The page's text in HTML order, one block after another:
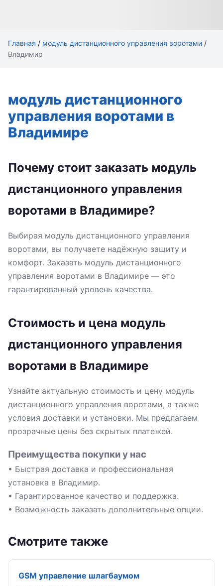
Главная / модуль дистанционного управления воротами /
Владимир
модуль дистанционного
управления воротами в
Владимире
Почему стоит заказать модуль
дистанционного управления
воротами в Владимире?
Выбирая модуль дистанционного управления
воротами, вы получаете надёжную защиту и
комфорт. Заказать модуль дистанционного
управления воротами в Владимире — это
гарантированный уровень качества.
Стоимость и цена модуль
дистанционного управления
воротами в Владимире
Узнайте актуальную стоимость и цену модуль
дистанционного управления воротами, а также
условия доставки и установки. Мы предлагаем
прозрачные цены без скрытых платежей.
Преимущества покупки у нас
• Быстрая доставка и профессиональная
установка в Владимир.
• Гарантированное качество и поддержка.
• Возможность заказать дополнительные опции.
Смотрите также
GSM управление шлагбаумом